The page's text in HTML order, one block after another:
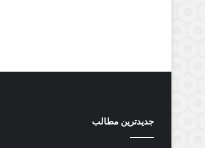
جدیدترین مطالب